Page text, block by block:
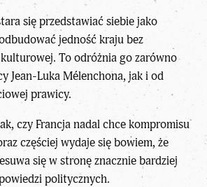
się przedstawiać siebie jako
jedność kraju bez
To odróżnia go zarówno
Jean-Luka Mélenchona, jak i od
prawicy.
czyFrancjanadal chce kompromisu
częściej wydaje się bowiem, że
się w stronę znacznie bardziej
politycznych.